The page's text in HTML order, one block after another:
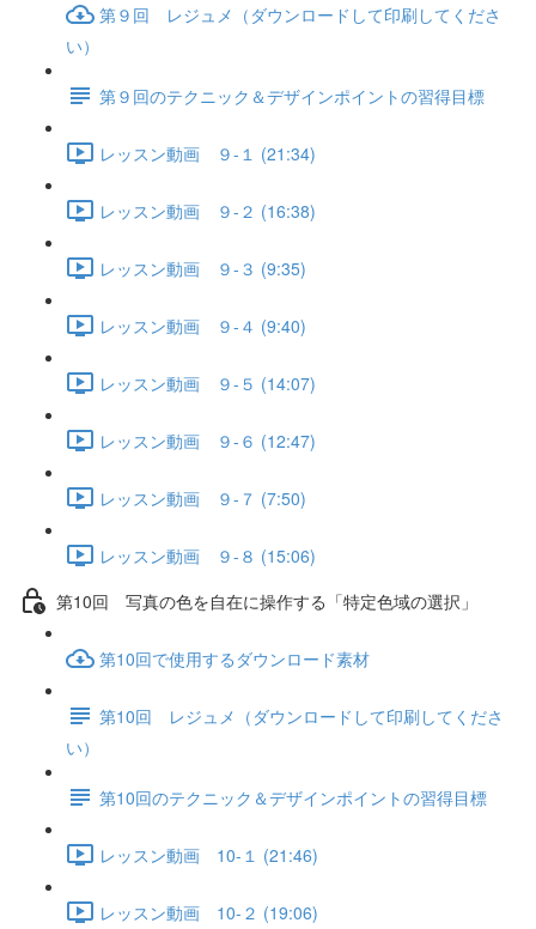
第９回 レジュメ（ダウンロードして印刷してくださ
い）
第９回のテクニック＆デザインポイントの習得目標
レッスン動画 ９-１ (21:34)
レッスン動画 ９-２ (16:38)
レッスン動画 ９-３ (9:35)
レッスン動画 ９-４ (9:40)
レッスン動画 ９-５ (14:07)
レッスン動画 ９-６ (12:47)
レッスン動画 ９-７ (7:50)
レッスン動画 ９-８ (15:06)
第10回 写真の色を自在に操作する「特定色域の選択」
第10回で使用するダウンロード素材
第10回 レジュメ（ダウンロードして印刷してくださ
い）
第10回のテクニック＆デザインポイントの習得目標
レッスン動画 10-１ (21:46)
レッスン動画 10-２ (19:06)